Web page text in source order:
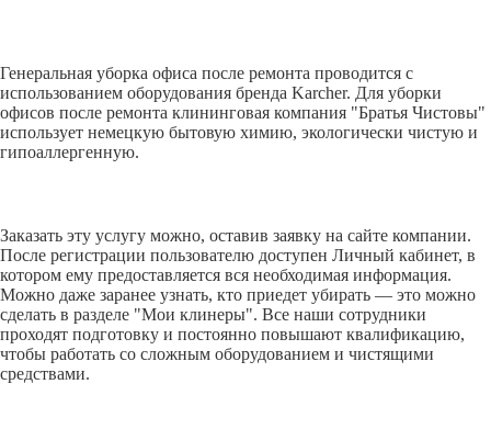
Генеральная уборка офиса после ремонта проводится с
использованием оборудования бренда Karcher. Для уборки
офисов после ремонта клининговая компания "Братья Чистовы"
использует немецкую бытовую химию, экологически чистую и
гипоаллергенную.
Заказать эту услугу можно, оставив заявку на сайте компании.
После регистрации пользователю доступен Личный кабинет, в
котором ему предоставляется вся необходимая информация.
Можно даже заранее узнать, кто приедет убирать — это можно
сделать в разделе "Мои клинеры". Все наши сотрудники
проходят подготовку и постоянно повышают квалификацию,
чтобы работать со сложным оборудованием и чистящими
средствами.